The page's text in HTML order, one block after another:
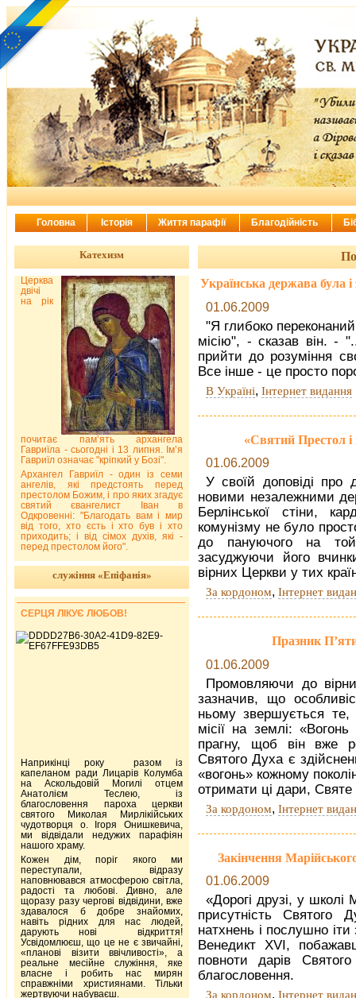
Українська держава була
01.06.2009
"Я глибоко
місію", - сказав він. -
прийти до розуміння
Все інше - це просто
В Україні, Інтернет видання
«Святий Престол і
01.06.2009
У своїй доповіді про
новими незалежними
Берлінської стіни,
комунізму не було
до пануючого на
засуджуючи його
вірних Церкви у тих
За кордоном, Інтернет
Празник
01.06.2009
Промовляючи до
зазначив, що
ньому звершується
місії на землі:
прагну, щоб він вже
Святого Духа є
«вогонь» кожному
отримати ці дари, Святе
За кордоном, Інтернет
Закінчення
01.06.2009
«Дорогі друзі, у школі
присутність
натхнень і послушно
Венедикт XVI,
повноти дарів
благословення.
За кордоном, Інтернет
Катехизм
Церква
двічі
на рік
почитає пам’ять архангела
Гавриїла - сьогодні і 13 липня. Ім’я
Гавриїл означає "кріпкий у Бозі".
Архангел Гавриїл - один із семи
ангелів, які предстоять перед
престолом Божим, і про яких згадує
святий євангелист Іван в
Одкровенні: "Благодать вам і мир
від того, хто єсть і хто був і хто
приходить; і від сімох духів, які -
перед престолом його".
служіння «Епіфанія»
СЕРЦЯ ЛІКУЄ ЛЮБОВ!
Наприкінці року разом із
капеланом ради Лицарів Колумба
на Аскольдовій Могилі отцем
Анатолієм Теслею, із
благословення пароха церкви
святого Миколая Мирлікійських
чудотворця о. Ігоря Онишкевича,
ми відвідали недужих парафіян
нашого храму.
Кожен дім, поріг якого ми
переступали, відразу
наповнювався атмосферою світла,
радості та любові. Дивно, але
щоразу разу чергові відвідини, вже
здавалося б добре знайомих,
навіть рідних для нас людей,
дарують нові відкриття!
Усвідомлюєш, що це не є звичайні,
«планові візити ввічливості», а
реальне месійне служіння, яке
власне і робить нас мирян
справжніми християнами. Тільки
жертвуючи набуваєш.
Головна Історія Життя парафії Благодійність